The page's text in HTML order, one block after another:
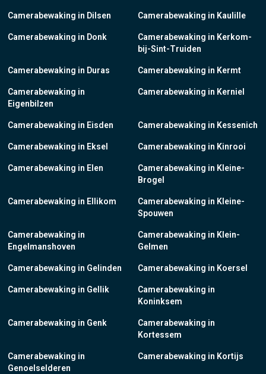
Camerabewaking in Dilsen
Camerabewaking in Donk
Camerabewaking in Duras
Camerabewaking in
Eigenbilzen
Camerabewaking in Eisden
Camerabewaking in Eksel
Camerabewaking in Elen
Camerabewaking in Ellikom
Camerabewaking in
Engelmanshoven
Camerabewaking in Gelinden
Camerabewaking in Gellik
Camerabewaking in Genk
Camerabewaking in
Genoelselderen
Camerabewaking in Kaulille
Camerabewaking in Kerkom-
bij-Sint-Truiden
Camerabewaking in Kermt
Camerabewaking in Kerniel
Camerabewaking in Kessenich
Camerabewaking in Kinrooi
Camerabewaking in Kleine-
Brogel
Camerabewaking in Kleine-
Spouwen
Camerabewaking in Klein-
Gelmen
Camerabewaking in Koersel
Camerabewaking in
Koninksem
Camerabewaking in
Kortessem
Camerabewaking in Kortijs